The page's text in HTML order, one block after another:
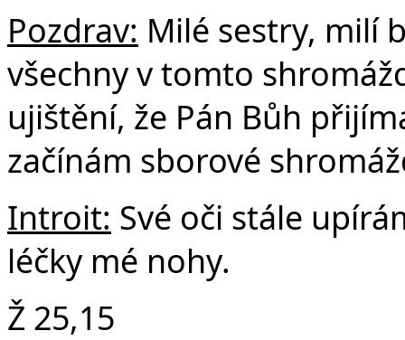
Pozdrav: Milé sestry, milí
všechny v tomto
ujištění, že Pán Bůh
začínám sborové
Introit: Své oči stále
léčky mé nohy.
Ž 25,15